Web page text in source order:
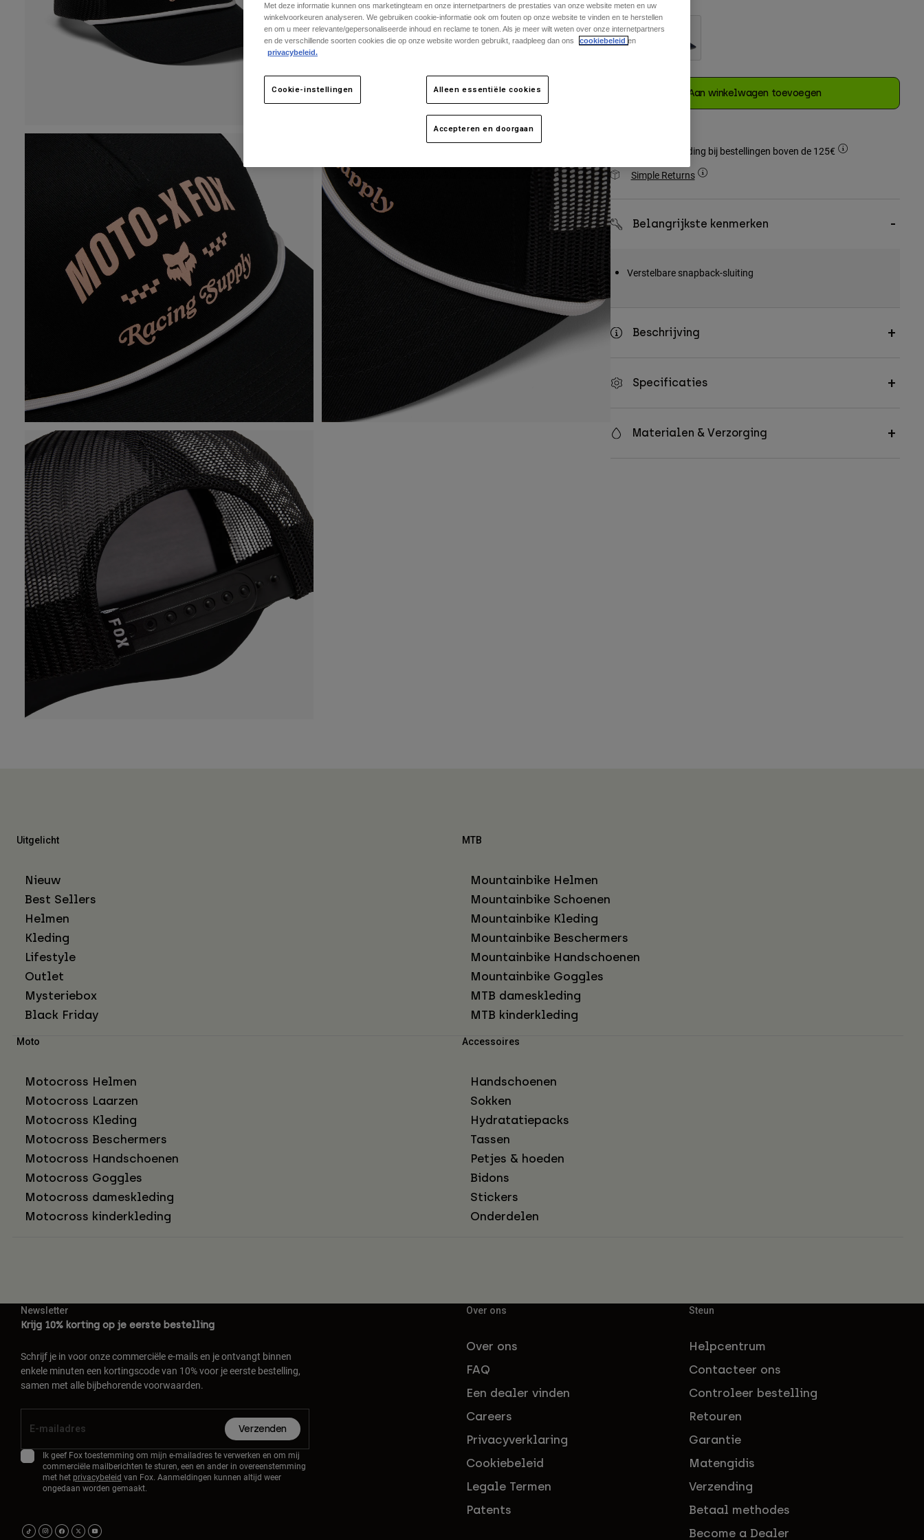
Aan winkelwagen toevoegen
Gratis verzending bij bestellingen boven de 125€
Simple Returns
Belangrijkste kenmerken
Verstelbare snapback-sluiting
Beschrijving
Specificaties
Materialen & Verzorging
Uitgelicht
Nieuw
Best Sellers
Helmen
Kleding
Lifestyle
Outlet
Mysteriebox
Black Friday
MTB
Mountainbike Helmen
Mountainbike Schoenen
Mountainbike Kleding
Mountainbike Beschermers
Mountainbike Handschoenen
Mountainbike Goggles
MTB dameskleding
MTB kinderkleding
Moto
Motocross Helmen
Motocross Laarzen
Motocross Kleding
Motocross Beschermers
Motocross Handschoenen
Motocross Goggles
Motocross dameskleding
Motocross kinderkleding
Accessoires
Handschoenen
Sokken
Hydratatiepacks
Tassen
Petjes & hoeden
Bidons
Stickers
Onderdelen
Newsletter
Krijg 10% korting op je eerste bestelling
Schrijf je in voor onze commerciële e-mails en je ontvangt binnen
enkele minuten een kortingscode van 10% voor je eerste bestelling,
samen met alle bijbehorende voorwaarden.
Verzenden
Ik geef Fox toestemming om mijn e-mailadres te verwerken en om mij
commerciële mailberichten te sturen, een en ander in overeenstemming
met het privacybeleid van Fox. Aanmeldingen kunnen altijd weer
ongedaan worden gemaakt.
Over ons
Over ons
FAQ
Een dealer vinden
Careers
Privacyverklaring
Cookiebeleid
Legale Termen
Patents
Steun
Helpcentrum
Contacteer ons
Controleer bestelling
Retouren
Garantie
Matengidis
Verzending
Betaal methodes
Become a Dealer
Met deze informatie kunnen ons marketingteam en onze internetpartners de prestaties van onze website meten en uw
winkelvoorkeuren analyseren. We gebruiken cookie-informatie ook om fouten op onze website te vinden en te herstellen
en om u meer relevante/gepersonaliseerde inhoud en reclame te tonen. Als je meer wilt weten over onze internetpartners
en de verschillende soorten cookies die op onze website worden gebruikt, raadpleeg dan ons
cookiebeleid en
privacybeleid.
Cookie-instellingen Alleen essentiële cookies
Accepteren en doorgaan